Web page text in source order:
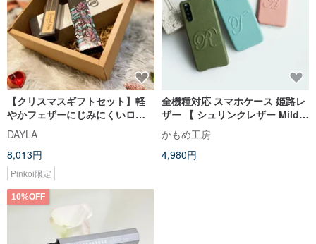
【クリスマスギフトセット】軽
やかフェザーにじみにくいロン
グラスティングアイメイクアッ
プセット（マスカラ＋リキッド
アイライナーペン＋クレンジン
グ液）
DAYLA
8,013円
Pinkoi限定
全機種対応 スマホケース 姫路レ
ザー 【 シュリンクレザー Mild
立体イニシャル 】 シュリンクレ
ザー くすみカラー 立体 母の日
BS11K
かもめ工房
4,980円
10%OFF